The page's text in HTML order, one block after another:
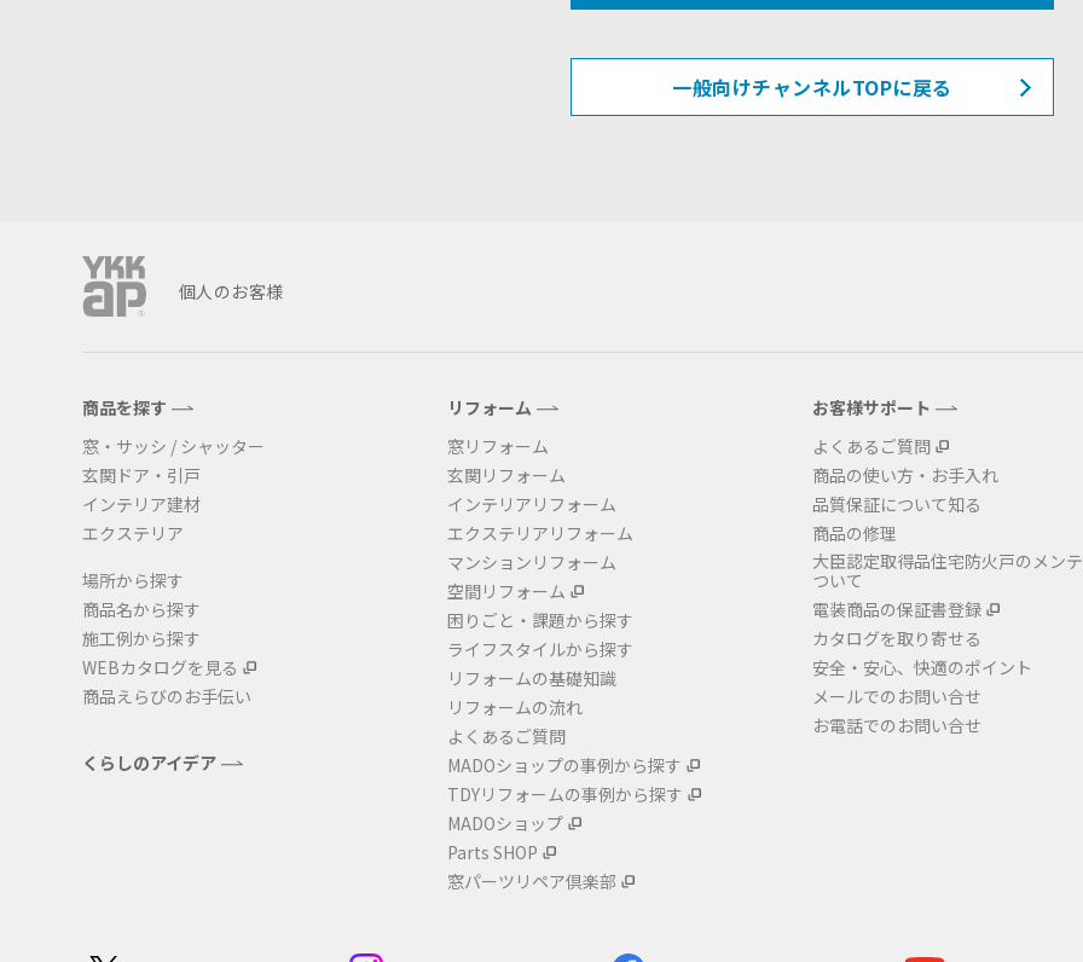
一般向けチャンネルTOPに戻る
個人のお客様
商品を探す
窓・サッシ / シャッター
玄関ドア・引戸
インテリア建材
エクステリア
場所から探す
商品名から探す
施工例から探す
WEBカタログを見る
商品えらびのお手伝い
くらしのアイデア
リフォーム
窓リフォーム
玄関リフォーム
インテリアリフォーム
エクステリアリフォーム
マンションリフォーム
空間リフォーム
困りごと・課題から探す
ライフスタイルから探す
リフォームの基礎知識
リフォームの流れ
よくあるご質問
MADOショップの事例から探す
TDYリフォームの事例から探す
MADOショップ
Parts SHOP
窓パーツリペア倶楽部
お客様サポート
よくあるご質問
商品の使い方・お手入れ
品質保証について知る
商品の修理
大臣認定取得品住宅防火戸のメン
ついて
電装商品の保証書登録
カタログを取り寄せる
安全・安心、快適のポイント
メールでのお問い合せ
お電話でのお問い合せ